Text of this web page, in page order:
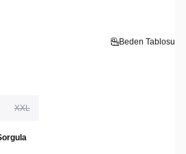
Beden Tablosu
XXL